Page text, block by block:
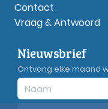
Contact
Vraag & Antwoord
Nieuwsbrief
Ontvang elke maand